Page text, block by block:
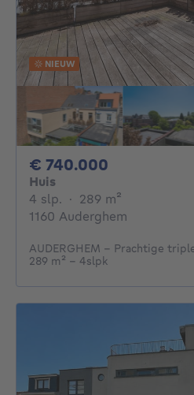
NIEUW
€ 740.000
Huis
4 slp. 4 slaapkamers
· 289 m²
1160 Auderghem
AUDERGHEM – Prachtige
289 m² – 4slpk